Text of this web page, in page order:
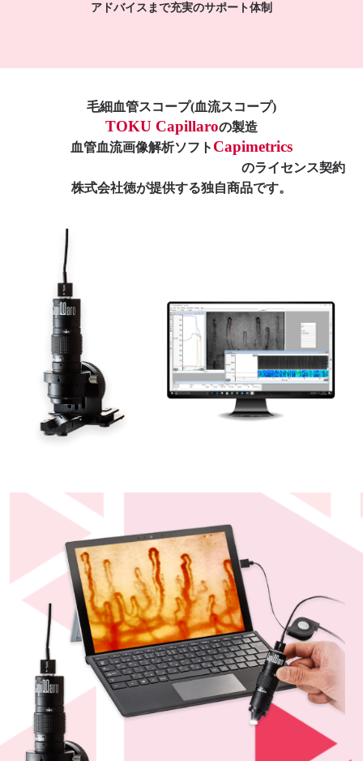
アドバイスまで充実のサポート体制
毛細血管スコープ(血流スコープ)
TOKU Capillaroの製造
血管血流画像解析ソフト Capimetrics
のライセンス契約
株式会社徳が提供する独自商品です。